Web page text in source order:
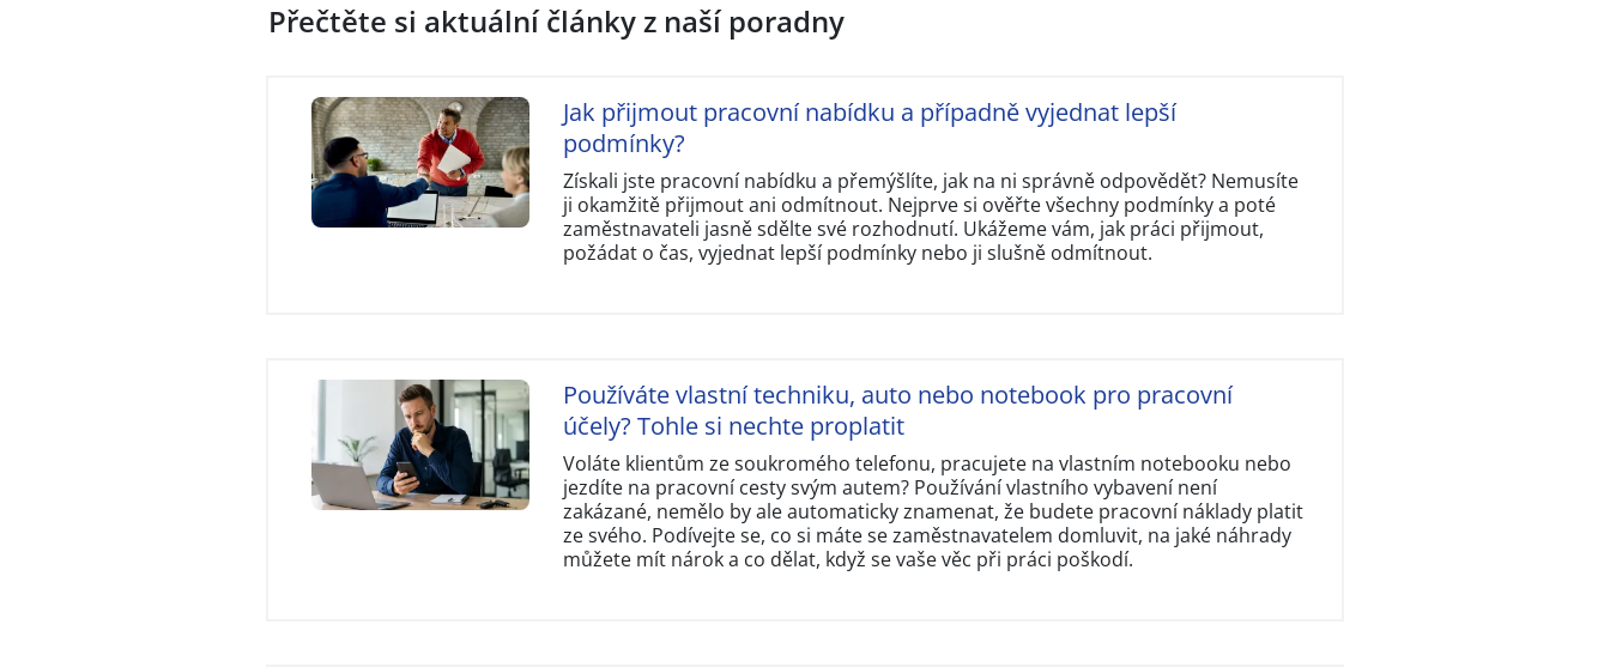
Přečtěte si aktuální články z naší poradny
Jak přijmout pracovní nabídku a případně vyjednat lepší
podmínky?
Získali jste pracovní nabídku a přemýšlíte, jak na ni správně odpovědět? Nemusíte
ji okamžitě přijmout ani odmítnout. Nejprve si ověřte všechny podmínky a poté
zaměstnavateli jasně sdělte své rozhodnutí. Ukážeme vám, jak práci přijmout,
požádat o čas, vyjednat lepší podmínky nebo ji slušně odmítnout.
Používáte vlastní techniku, auto nebo notebook pro pracovní
účely? Tohle si nechte proplatit
Voláte klientům ze soukromého telefonu, pracujete na vlastním notebooku nebo
jezdíte na pracovní cesty svým autem? Používání vlastního vybavení není
zakázané, nemělo by ale automaticky znamenat, že budete pracovní náklady platit
ze svého. Podívejte se, co si máte se zaměstnavatelem domluvit, na jaké náhrady
můžete mít nárok a co dělat, když se vaše věc při práci poškodí.